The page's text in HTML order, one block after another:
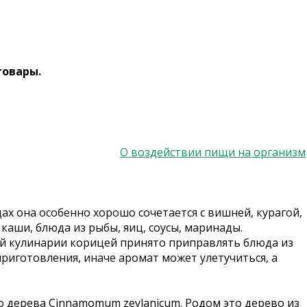
О воздействии пищи на организм
она особенно хорошо сочетается с вишней, курагой,
блюда из рыбы, яиц, соусы, маринады.
кулинарии корицей принято приправлять блюда из
иначе аромат может улетучиться, а
Cinnamomum zeylanicum. Родом это дерево из